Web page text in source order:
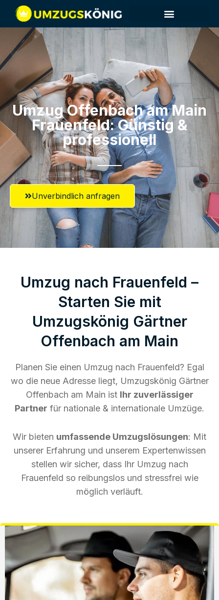
Umzug Offenbach am Main​
Frauenfeld: Günstig &
professionell​
Unverbindlich anfragen
Umzug nach Frauenfeld –
Starten Sie mit
Umzugskönig Gärtner
Offenbach am Main
Planen Sie einen Umzug nach Frauenfeld? Egal
wo die neue Adresse liegt, Umzugskönig Gärtner
Offenbach am Main ist Ihr zuverlässiger
Partner für nationale & internationale Umzüge.
Wir bieten umfassende Umzugslösungen: Mit
unserer Erfahrung und unserem Expertenwissen
stellen wir sicher, dass Ihr Umzug nach
Frauenfeld so reibungslos und stressfrei wie
möglich verläuft.